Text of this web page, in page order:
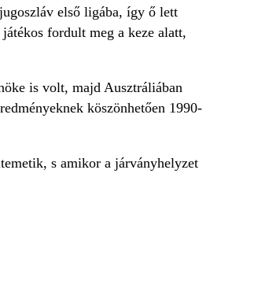
első ligába, így ő lett
fordult meg a keze alatt,
is volt, majd Ausztráliában
köszönhetően 1990-
s amikor a járványhelyzet